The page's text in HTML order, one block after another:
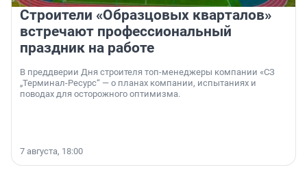
Строители «Образцовых кварталов»
встречают профессиональный
праздник на работе
В преддверии Дня строителя топ-менеджеры компании «СЗ
„Терминал-Ресурс“ — о планах компании, испытаниях и
поводах для осторожного оптимизма.
7 августа, 18:00